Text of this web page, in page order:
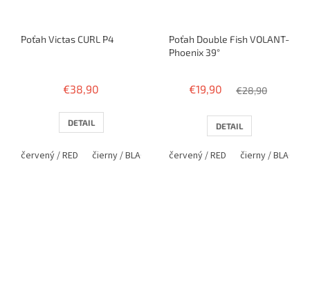
Poťah Victas CURL P4
€38,90
DETAIL
červený / RED čierny / BLACK
Poťah Double Fish VOLANT-
Phoenix 39°
€19,90 €28,90
DETAIL
červený / RED čierny / BLACK